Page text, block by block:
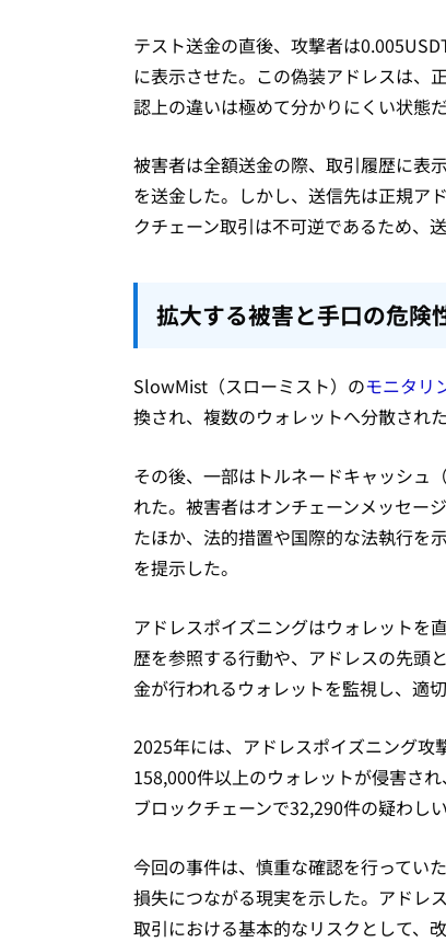
テスト送金の直後、攻撃者は
に表示させた。この偽装アドレスは、
認上の違いは極めて分かりにくい状態だ
被害者は全額送金の際、取引履歴に表
を送金した。しかし、送信先は正規ア
クチェーン取引は不可逆であるため、
拡大する被害と手口の危険
SlowMist（スローミスト）のモニタリ
換され、複数のウォレットへ分散された
その後、一部はトルネードキャッシュ
れた。被害者はオンチェーンメッセー
たほか、法的措置や国際的な法執行を
を提示した。
アドレスポイズニングはウォレットを
歴を参照する行動や、アドレスの先頭
金が行われるウォレットを監視し、適
2025年には、アドレスポイズニング攻
158,000件以上のウォレットが侵害さ
ブロックチェーンで32,290件の疑わし
今回の事件は、慎重な確認を行ってい
損失につながる現実を示した。アドレ
取引における基本的なリスクとして、